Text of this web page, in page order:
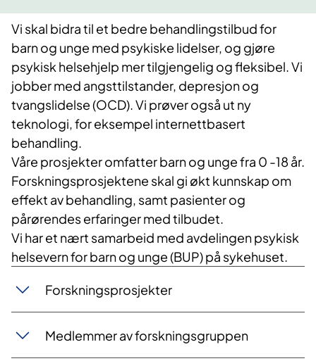
Vi skal bidra til et bedre behandlingstilbud for
barn og unge med psykiske lidelser, og gjøre
psykisk helsehjelp mer tilgjengelig og fleksibel. Vi
jobber med angsttilstander, depresjon og
tvangslidelse (OCD). Vi prøver også ut ny
teknologi, for eksempel internettbasert
behandling.
Våre prosjekter omfatter barn og unge fra 0 -18 år.
Forskningsprosjektene skal gi økt kunnskap om
effekt av behandling, samt pasienter og
pårørendes erfaringer med tilbudet.
Vi har et nært samarbeid med avdelingen psykisk
helsevern for barn og unge (BUP) på sykehuset.
Forskningsprosjekter
Medlemmer av forskningsgruppen